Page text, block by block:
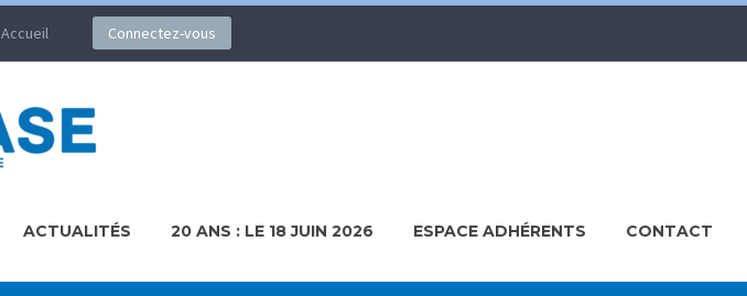
Accueil Connectez-vous
ACTUALITÉS 20 ANS : LE 18 JUIN 2026 ESPACE ADHÉRENTS CONTACT